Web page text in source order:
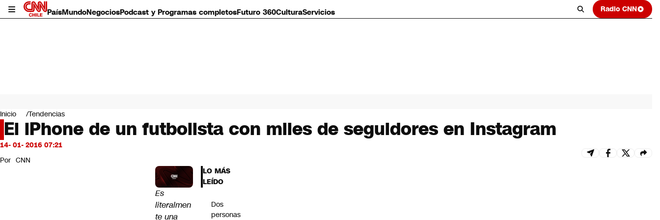
PaísMundoNegociosPodcast y Programas completosFuturo 360CulturaServicios Radio CNN
Mundo
Negocios
Deportes
Programas completos
Servicios
Inicio Tendencias
El iPhone de un futbolista con miles de seguidores en Instagram
14- 01- 2016 07:21
Por CNN
Es
literalmen
te una
LO MÁS
LEÍDO
Dos
personas